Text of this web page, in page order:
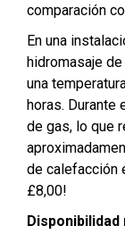
comparación
En una
hidromasaje
una
horas. Durante
de gas, lo que
de calefacción
£8,00!
Disponibilidad